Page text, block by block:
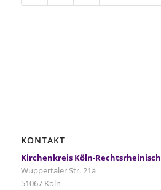
KONTAKT
Kirchenkreis Köln-Rechtsrheinisch
Wuppertaler Str. 21a
51067 Köln